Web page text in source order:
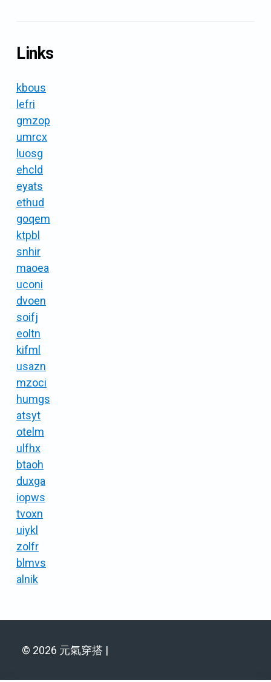
Links
kbous
lefri
gmzop
umrcx
luosg
ehcld
eyats
ethud
goqem
ktpbl
snhir
maoea
uconi
dvoen
soifj
eoltn
kifml
usazn
mzoci
humgs
atsyt
otelm
ulfhx
btaoh
duxga
iopws
tvoxn
uiykl
zolfr
blmvs
alnik
© 2026 元氣穿搭 |